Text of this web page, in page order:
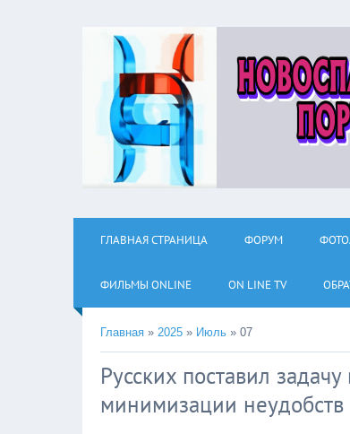
ГЛАВНАЯ СТРАНИЦА ФОРУМ
ФИЛЬМЫ ОNLINE ON LINE TV
Главная » 2025 » Июль » 07
Русских поставил
минимизации неудобств